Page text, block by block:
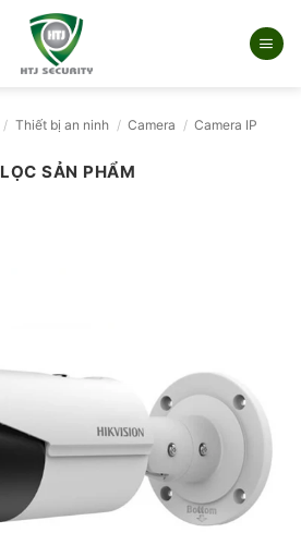
/ Thiết bị an ninh / Camera / Camera IP
LỌC SẢN PHẨM